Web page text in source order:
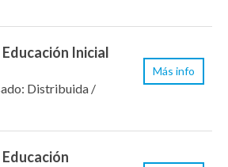
Inicial
Distribuida /
Más info